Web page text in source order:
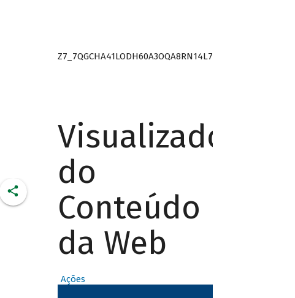
Z7_7QGCHA41LODH60A3OQA8RN14L7
Visualizador
do
Conteúdo
da Web
Ações